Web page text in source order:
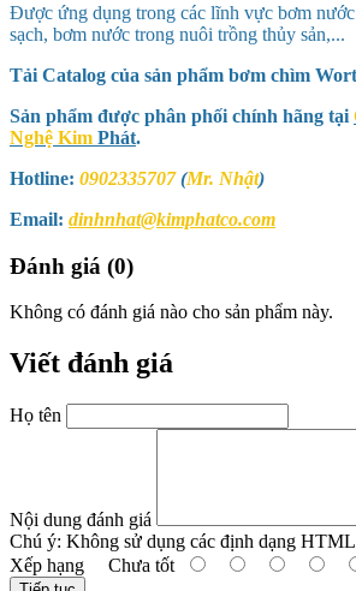
Được ứng dụng trong các lĩnh vực bơm
sạch, bơm nước trong nuôi trồng thủy sản,...
Tải Catalog của sản phẩm bơm chìm
Sản phẩm được phân phối chính hãng tại
Nghệ Kim Phát.
Hotline: 0902335707(Mr. Nhật)
Email: dinhnhat@kimphatco.com
Đánh giá (0)
Không có đánh giá nào cho sản phẩm này.
Viết đánh giá
Họ tên
Nội dung đánh giá
Chú ý: Không sử dụng các định dạng
Xếp hạng Chưa tốt